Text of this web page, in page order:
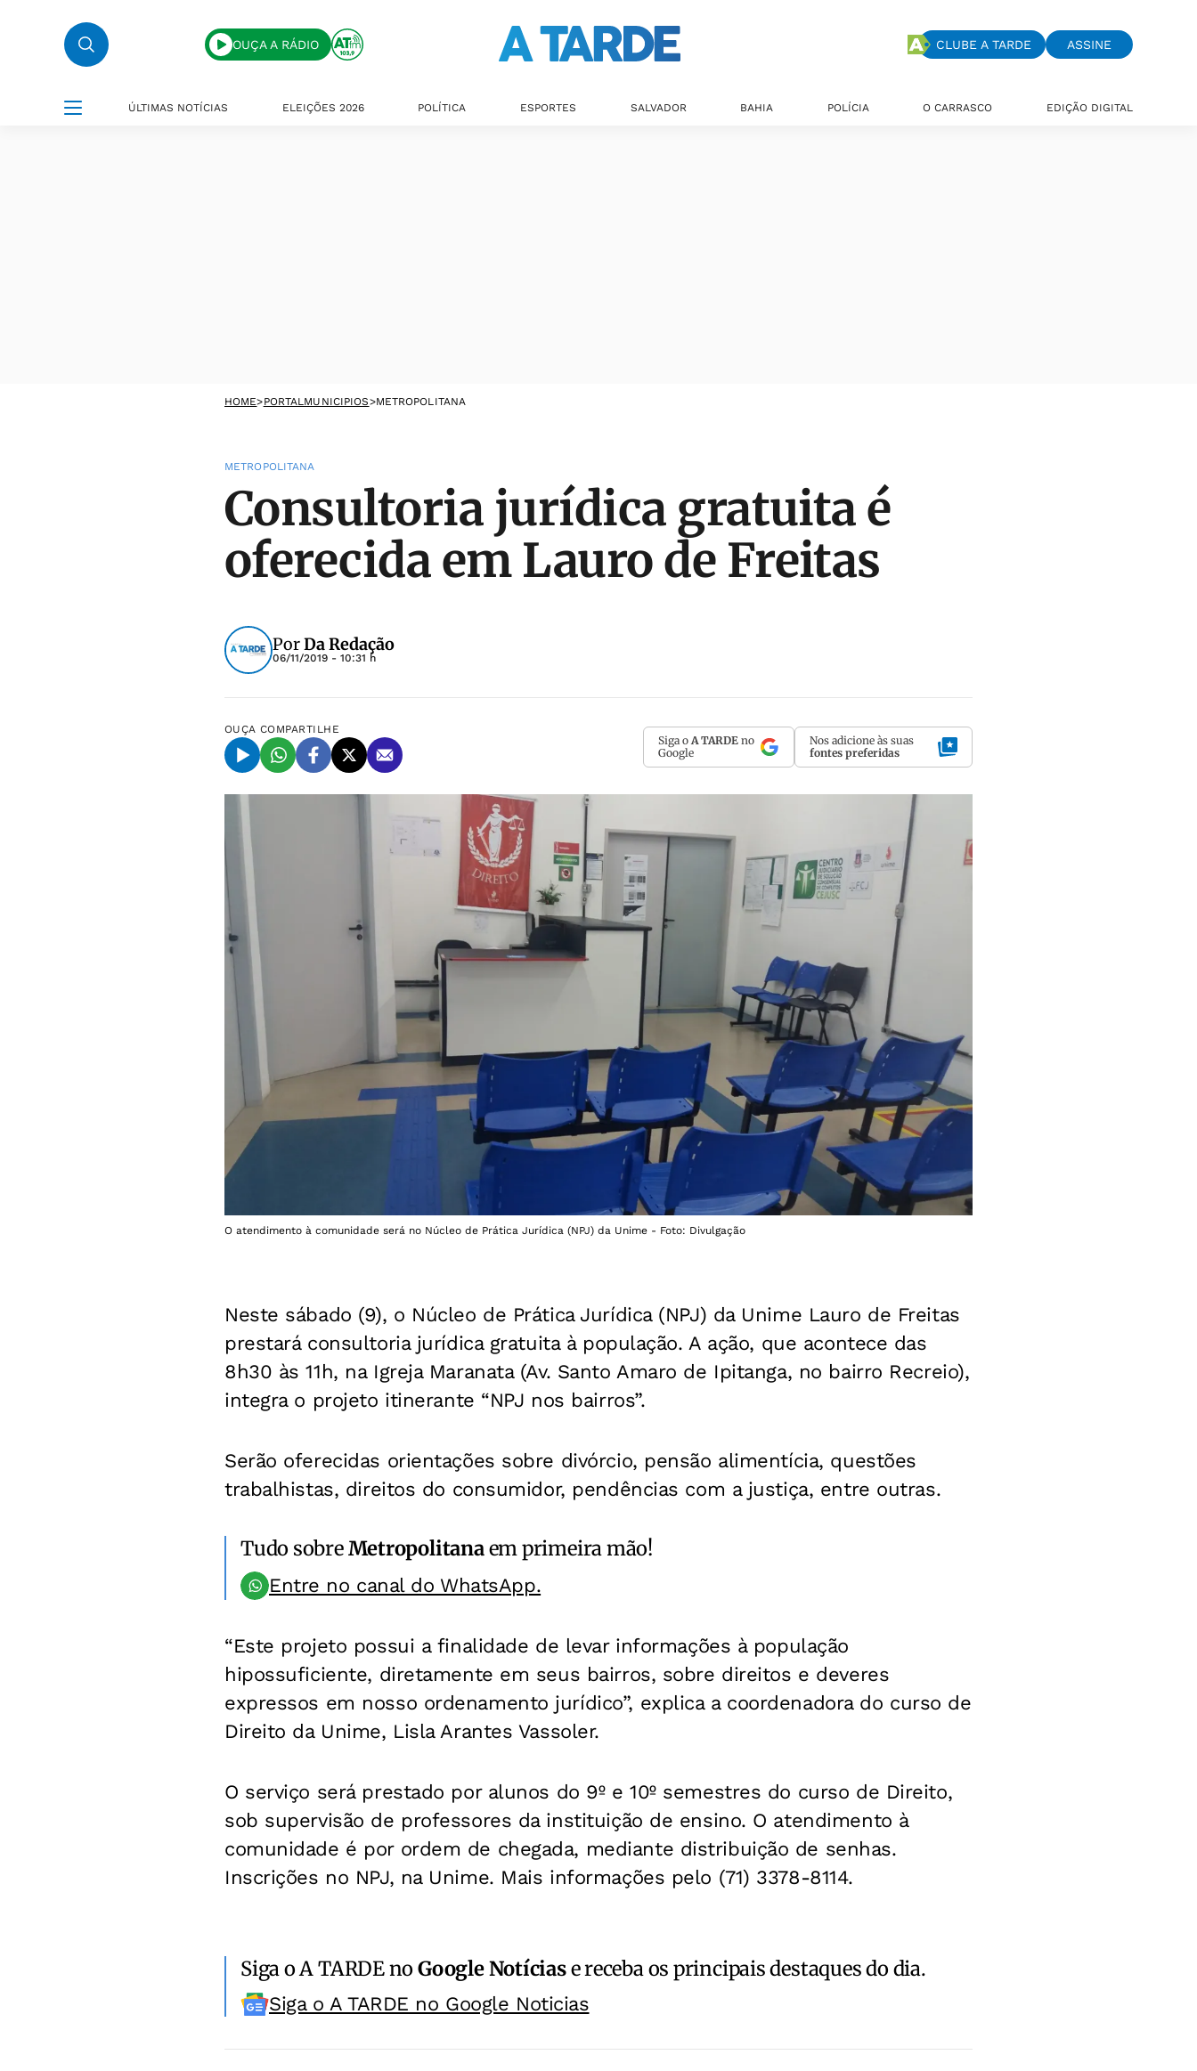
OUÇA A RÁDIO CLUBE A TARDE ASSINE
ÚLTIMAS NOTÍCIAS ELEIÇÕES 2026 POLÍTICA ESPORTES SALVADOR BAHIA POLÍCIA O CARRASCO EDIÇÃO DIGITAL
HOME>PORTALMUNICIPIOS>METROPOLITANA
METROPOLITANA
Consultoria jurídica gratuita é
oferecida em Lauro de Freitas
PorDa Redação
06/11/2019 - 10:31 h
OUÇA COMPARTILHE
Siga o A TARDE no
Google
Nos adicione às suas
fontes preferidas
O atendimento à comunidade será no Núcleo de Prática Jurídica (NPJ) da Unime - Foto: Divulgação
Neste sábado (9), o Núcleo de Prática Jurídica (NPJ) da Unime Lauro de Freitas
prestará consultoria jurídica gratuita à população. A ação, que acontece das
8h30 às 11h, na Igreja Maranata (Av. Santo Amaro de Ipitanga, no bairro Recreio),
integra o projeto itinerante “NPJ nos bairros”.
Serão oferecidas orientações sobre divórcio, pensão alimentícia, questões
trabalhistas, direitos do consumidor, pendências com a justiça, entre outras.
Tudo sobreMetropolitanaem primeira mão!
Entre no canal do WhatsApp.
“Este projeto possui a finalidade de levar informações à população
hipossuficiente, diretamente em seus bairros, sobre direitos e deveres
expressos em nosso ordenamento jurídico”, explica a coordenadora do curso de
Direito da Unime, Lisla Arantes Vassoler.
O serviço será prestado por alunos do 9º e 10º semestres do curso de Direito,
sob supervisão de professores da instituição de ensino. O atendimento à
comunidade é por ordem de chegada, mediante distribuição de senhas.
Inscrições no NPJ, na Unime. Mais informações pelo (71) 3378-8114.
Siga o A TARDE noGoogle Notíciase receba os principais destaques do dia.
Siga o A TARDE no Google Noticias